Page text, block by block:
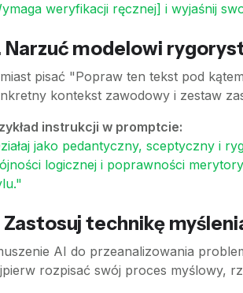
weryfikacji ręcznej] i wyjaśnij
Narzuć modelowi
pisać "Popraw ten tekst pod
kontekst zawodowy i zestaw
instrukcji w promptcie:
jako pedantyczny, sceptyczny i
logicznej i poprawności
Zastosuj technikę
AI do przeanalizowania
rozpisać swój proces myślowy,